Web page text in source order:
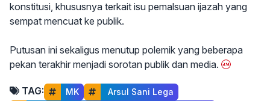
konstitusi, khususnya terkait isu pemalsuan ijazah yang
sempat mencuat ke publik.
Putusan ini sekaligus menutup polemik yang beberapa
pekan terakhir menjadi sorotan publik dan media.
TAG: MK
Arsul Sani Lega